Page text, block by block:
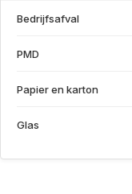
Bedrijfsafval
PMD
Papier en karton
Glas